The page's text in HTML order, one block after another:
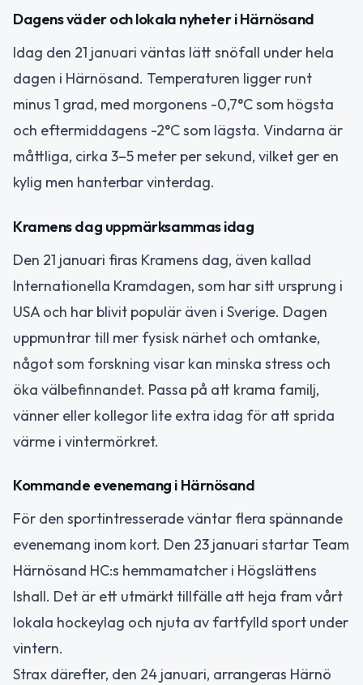
Dagens väder och lokala nyheter i Härnösand
Idag den 21 januari väntas lätt snöfall under hela
dagen i Härnösand. Temperaturen ligger runt
minus 1 grad, med morgonens -0,7°C som högsta
och eftermiddagens -2°C som lägsta. Vindarna är
måttliga, cirka 3–5 meter per sekund, vilket ger en
kylig men hanterbar vinterdag.
Kramens dag uppmärksammas idag
Den 21 januari firas Kramens dag, även kallad
Internationella Kramdagen, som har sitt ursprung i
USA och har blivit populär även i Sverige. Dagen
uppmuntrar till mer fysisk närhet och omtanke,
något som forskning visar kan minska stress och
öka välbefinnandet. Passa på att krama familj,
vänner eller kollegor lite extra idag för att sprida
värme i vintermörkret.
Kommande evenemang i Härnösand
För den sportintresserade väntar flera spännande
evenemang inom kort. Den 23 januari startar Team
Härnösand HC:s hemmamatcher i Högslättens
Ishall. Det är ett utmärkt tillfälle att heja fram vårt
lokala hockeylag och njuta av fartfylld sport under
vintern.
Strax därefter, den 24 januari, arrangeras Härnö